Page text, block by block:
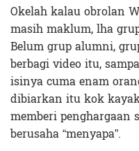
Okelah kalau obrolan
masih maklum, lha
Belum grup alumni,
berbagi video itu,
isinya cuma enam
dibiarkan itu kok
memberi penghargaan
berusaha “menyapa”.